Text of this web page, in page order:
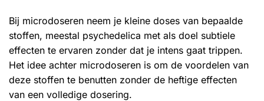
Bij microdoseren neem je kleine doses van bepaalde
stoffen, meestal psychedelica met als doel subtiele
effecten te ervaren zonder dat je intens gaat trippen.
Het idee achter microdoseren is om de voordelen van
deze stoffen te benutten zonder de heftige effecten
van een volledige dosering.